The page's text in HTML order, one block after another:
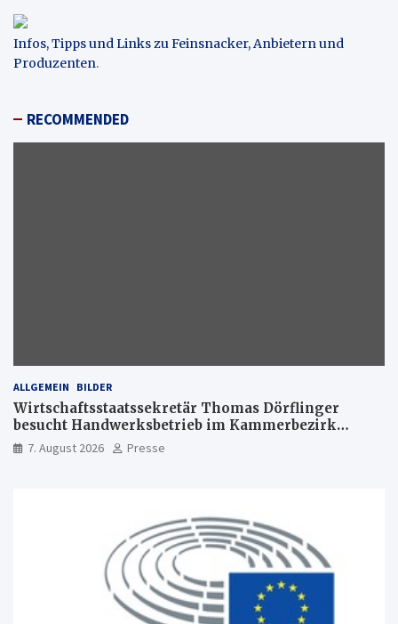
Infos, Tipps und Links zu Feinsnacker, Anbietern und
Produzenten.
RECOMMENDED
ALLGEMEIN BILDER
Wirtschaftsstaatssekretär Thomas Dörflinger
besucht Handwerksbetrieb im Kammerbezirk
Freiburg
7. August 2026 Presse